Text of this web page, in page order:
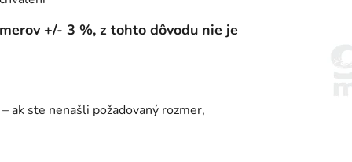
+/- 3 %, z tohto dôvodu nie je
ak ste nenašli požadovaný rozmer,